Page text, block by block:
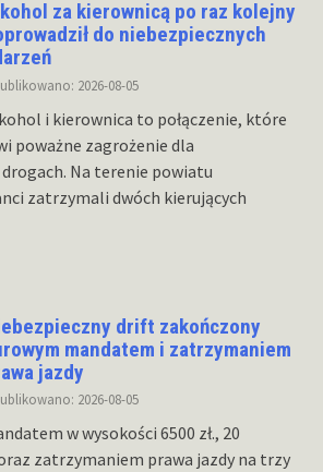
za kierownicą po raz kolejny
do niebezpiecznych
2026-08-05
i kierownica to połączenie, które
poważne zagrożenie dla
Na terenie powiatu
zatrzymali dwóch kierujących
drift zakończony
mandatem i zatrzymaniem
jazdy
2026-08-05
w wysokości 6500 zł., 20
zatrzymaniem prawa jazdy na trzy